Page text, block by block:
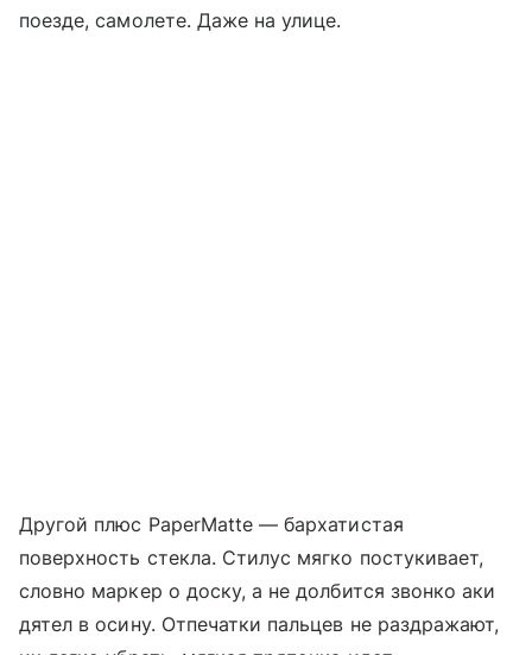
поезде, самолете. Даже на улице.
Другой плюс PaperMatte — бархатистая
поверхность стекла. Стилус мягко постукивает,
словно маркер о доску, а не долбится звонко аки
дятел в осину. Отпечатки пальцев не раздражают,